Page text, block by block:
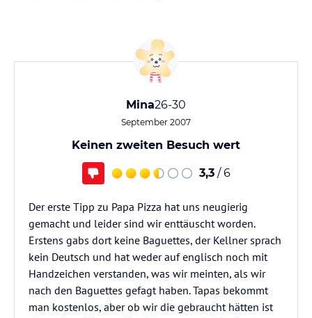
Mina26-30
September 2007
Keinen zweiten Besuch wert
3,3 / 6
Der erste Tipp zu Papa Pizza hat uns neugierig
gemacht und leider sind wir enttäuscht worden.
Erstens gabs dort keine Baguettes, der Kellner sprach
kein Deutsch und hat weder auf englisch noch mit
Handzeichen verstanden, was wir meinten, als wir
nach den Baguettes gefagt haben. Tapas bekommt
man kostenlos, aber ob wir die gebraucht hätten ist